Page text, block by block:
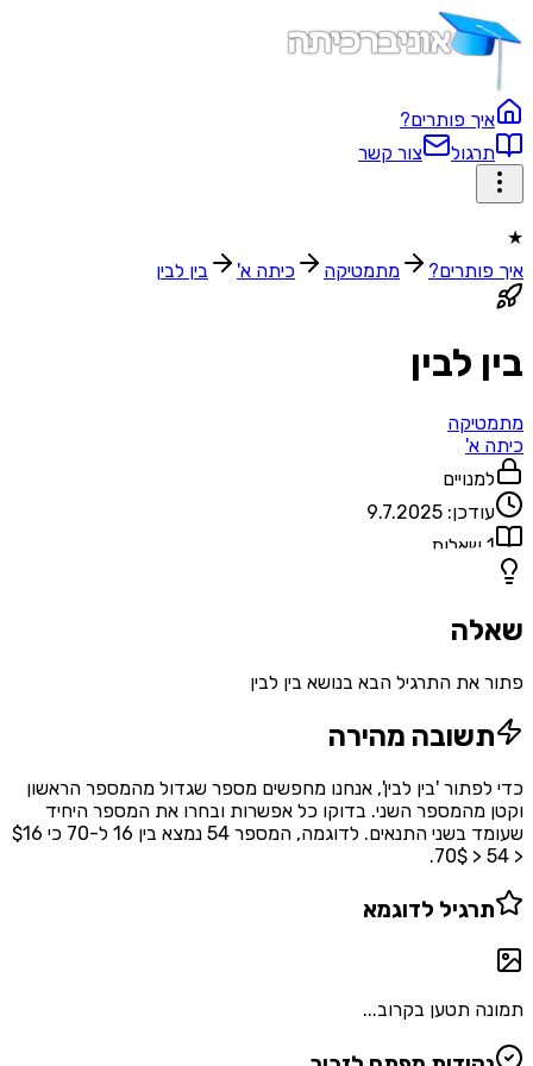
איך פותרים?
תרגול
צור קשר
★
איך פותרים?
מתמטיקה כיתה א' בין לבין
בין לבין
מתמטיקה
כיתה א'
למנויים
עודכן: 9.7.2025
1 שאלות
שאלה
פתור את התרגיל הבא בנושא בין לבין
תשובה מהירה
כדי לפתור 'בין לבין', אנחנו מחפשים מספר שגדול מהמספר הראשון
וקטן מהמספר השני. בדוקו כל אפשרות ובחרו את המספר היחיד
שעומד בשני התנאים. לדוגמה, המספר 54 נמצא בין 16 ל-70 כי $16
< 54 < 70$.
תרגיל לדוגמא
תמונה תטען בקרוב...